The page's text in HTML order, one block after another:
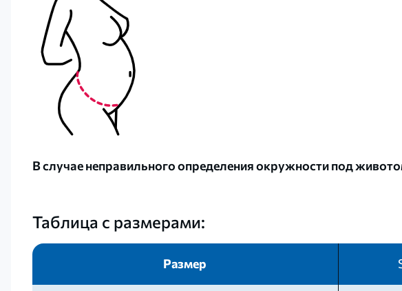
В случае неправильного определения окружности под
Таблица с размерами:
Размер